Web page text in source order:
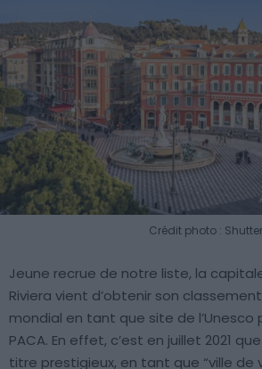
Crédit photo :
Jeune recrue de notre liste, la
Riviera vient d’obtenir son
mondial en tant que site de l’Unesco
PACA. En effet, c’est en juillet 2021 que
titre prestigieux, en tant que “ville de